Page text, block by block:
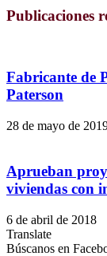
Publicaciones
Fabricante de
Paterson
28 de mayo de
Aprueban
viviendas con
6 de abril de 2018
Translate
Búscanos en